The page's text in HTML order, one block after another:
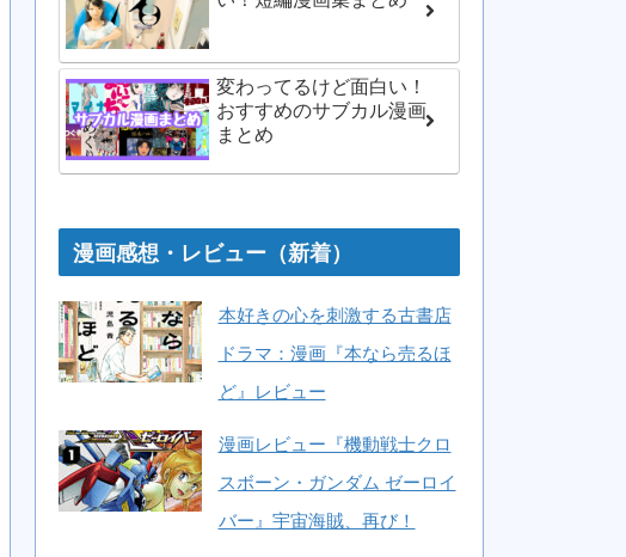
変わってるけど面白い！
おすすめのサブカル漫画
まとめ
漫画感想・レビュー（新着）
本好きの心を刺激する古書店
ドラマ：漫画『本なら売るほ
ど』レビュー
漫画レビュー『機動戦士クロ
スボーン・ガンダム ゼーロイ
バー』宇宙海賊、再び！